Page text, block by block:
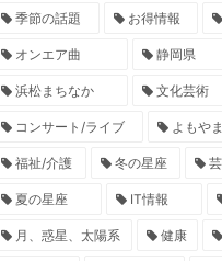
季節の話題 お得情報
オンエア曲 静岡県
浜松まちなか 文化芸術
コンサート/ライブ よもや
福祉/介護 冬の星座
夏の星座 IT情報
月、惑星、太陽系 健康